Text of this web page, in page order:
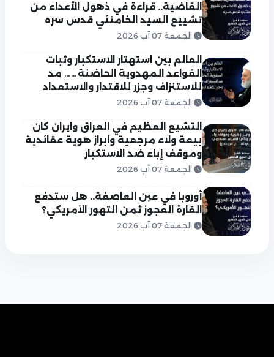
القاضية.. قراءة في ذهول الأعداء من
تشييع السيد الخامنئي قدس سره
الجمعة 07 آب 2026
العالم بين استهتار الاستكبار وثبات
القواعد المهدوية الحاضنة…… مد
للاستنزاف وجزر للاقتدار والاستعداد
الجمعة 07 آب 2026
التشيع العظيم في العراق وايران كان
بيعة ولاء مرجعية وابراز هوية عقائدية
وموقف إباء ضد الاستكبار
الجمعة 07 آب 2026
أوروبا في عين العاصفة.. هل ستدفع
القارة العجوز ثمن التهور الأمريكي؟
الجمعة 07 آب 2026